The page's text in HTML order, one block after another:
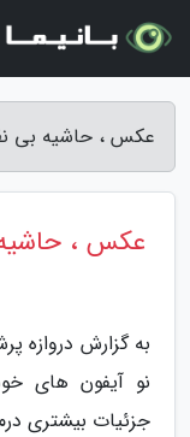
عکس ، حاشیه بی نظیر آیفون
عکس ، حاشیه
به گزارش دروازه
نو آیفون های
جزئیات بیشتری